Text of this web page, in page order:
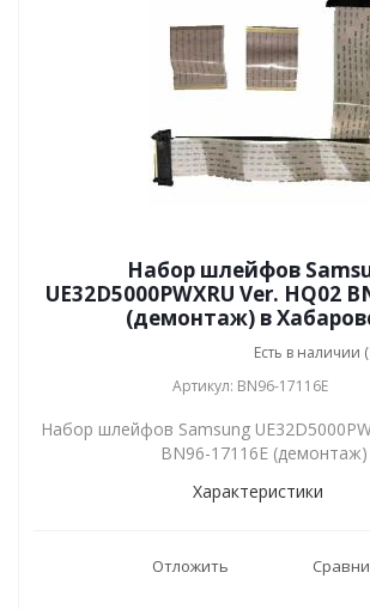
Набор шлейфов
UE32D5000PWXRU Ver. HQ02
(демонтаж) в
Есть в наличии
Артикул: BN96-17116E
Набор шлейфов Samsung
BN96-17116E (демонтаж)
Характеристики
Отложить